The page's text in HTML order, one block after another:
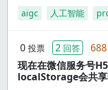
aigc 人工智能
0 投票 2 回答 688
现在在微信服务号
localStorage会共享